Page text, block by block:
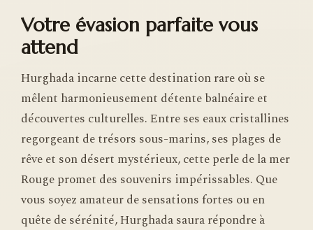
Votre évasion parfaite vous
attend
Hurghada incarne cette destination rare où se
mêlent harmonieusement détente balnéaire et
découvertes culturelles. Entre ses eaux cristallines
regorgeant de trésors sous-marins, ses plages de
rêve et son désert mystérieux, cette perle de la mer
Rouge promet des souvenirs impérissables. Que
vous soyez amateur de sensations fortes ou en
quête de sérénité, Hurghada saura répondre à